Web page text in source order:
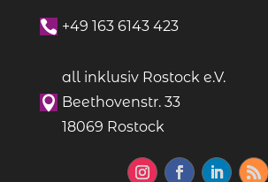
 +49 163 6143 423

all inklusiv Rostock e.V.
Beethovenstr. 33
18069 Rostock